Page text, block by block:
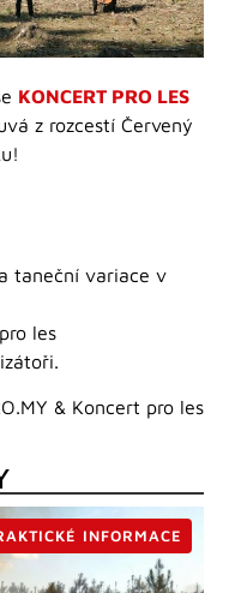
KONCERT PRO LES
z rozcestí Červený
taneční variace v
les
& Koncert pro les
INFORMACE